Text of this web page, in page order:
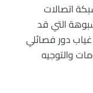
اتصالات
التي قد
دور فصائلي
والتوجيه